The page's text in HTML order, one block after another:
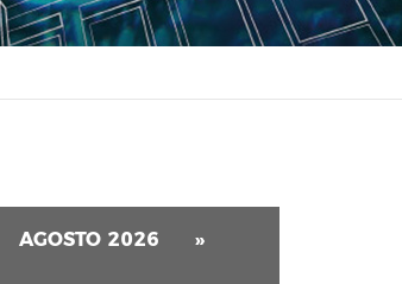
AGOSTO 2026 »